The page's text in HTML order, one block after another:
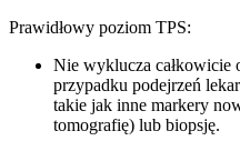
Prawidłowy poziom TPS:
Nie wyklucza całkowicie
przypadku podejrzeń
takie jak inne markery
tomografię) lub biopsję.